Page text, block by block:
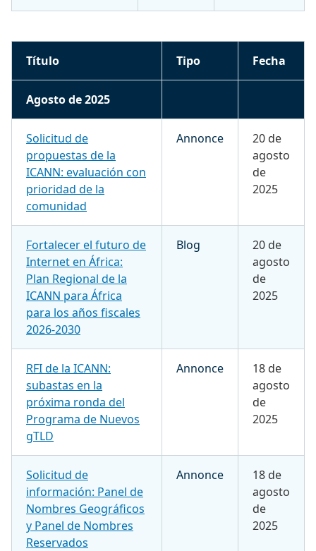
Título Tipo Fecha
Agosto de 2025
Solicitud de
propuestas de la
ICANN: evaluación con
prioridad de la
comunidad
Annonce
20 de
agosto
de
2025
Fortalecer el futuro de
Internet en África:
Plan Regional de la
ICANN para África
para los años fiscales
2026-2030
Blog
20 de
agosto
de
2025
RFI de la ICANN:
subastas en la
próxima ronda del
Programa de Nuevos
gTLD
Annonce
18 de
agosto
de
2025
Solicitud de
información: Panel de
Nombres Geográficos
y Panel de Nombres
Reservados
Annonce
18 de
agosto
de
2025